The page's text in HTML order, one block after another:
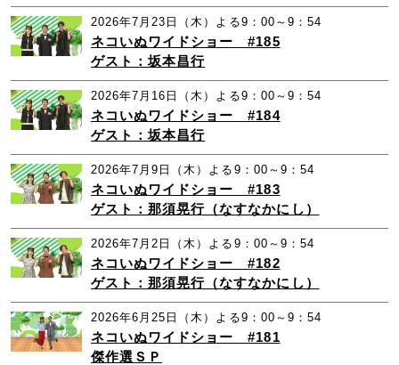
2026年7月23日（木）よる9：00～9：54
ネコいぬワイドショー #185
ゲスト：坂本昌行
2026年7月16日（木）よる9：00～9：54
ネコいぬワイドショー #184
ゲスト：坂本昌行
2026年7月9日（木）よる9：00～9：54
ネコいぬワイドショー #183
ゲスト：那須晃行（なすなかにし）
2026年7月2日（木）よる9：00～9：54
ネコいぬワイドショー #182
ゲスト：那須晃行（なすなかにし）
2026年6月25日（木）よる9：00～9：54
ネコいぬワイドショー #181
傑作選ＳＰ